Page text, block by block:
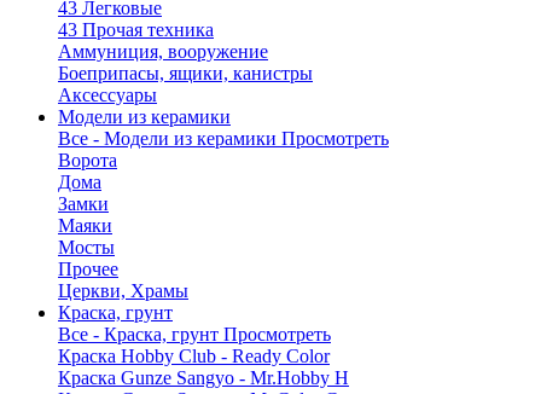
43 Легковые
43 Прочая техника
Аммуниция, вооружение
Боеприпасы, ящики, канистры
Аксессуары
Модели из керамики
Все - Модели из керамики Просмотреть
Ворота
Дома
Замки
Маяки
Мосты
Прочее
Церкви, Храмы
Краска, грунт
Все - Краска, грунт Просмотреть
Краска Hobby Club - Ready Color
Краска Gunze Sangyo - Mr.Hobby H